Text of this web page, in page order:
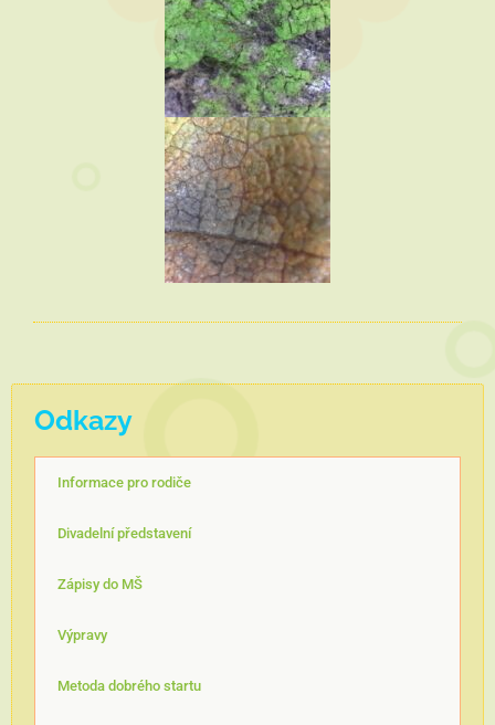
Odkazy
Informace pro rodiče
Divadelní představení
Zápisy do MŠ
Výpravy
Metoda dobrého startu